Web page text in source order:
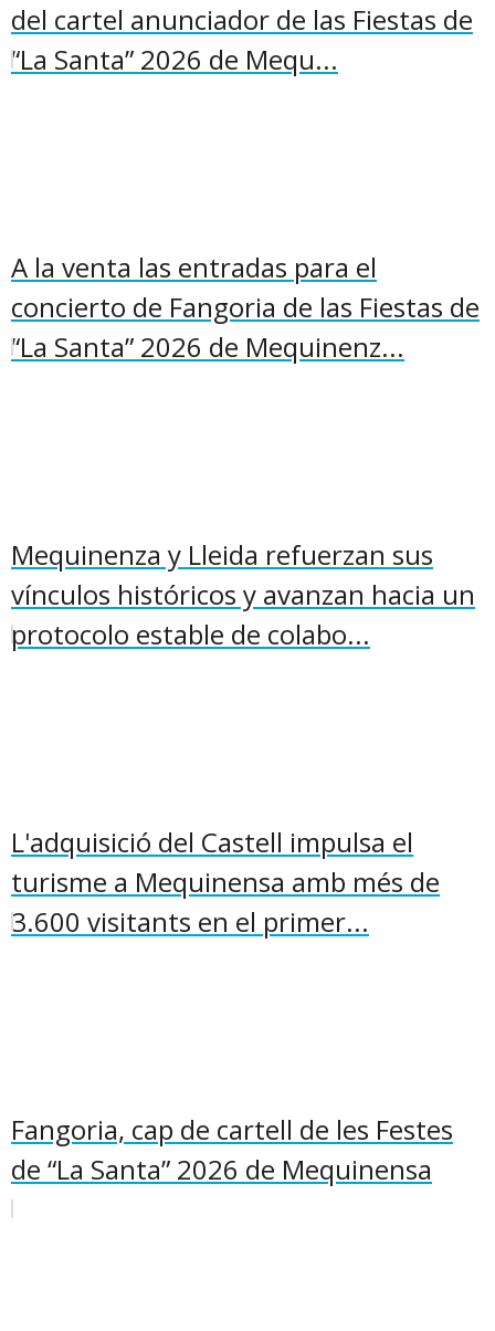
del cartel anunciador de las Fiestas de
“La Santa” 2026 de Mequ...
A la venta las entradas para el
concierto de Fangoria de las Fiestas de
“La Santa” 2026 de Mequinenz...
Mequinenza y Lleida refuerzan sus
vínculos históricos y avanzan hacia un
protocolo estable de colabo...
L'adquisició del Castell impulsa el
turisme a Mequinensa amb més de
3.600 visitants en el primer...
Fangoria, cap de cartell de les Festes
de “La Santa” 2026 de Mequinensa